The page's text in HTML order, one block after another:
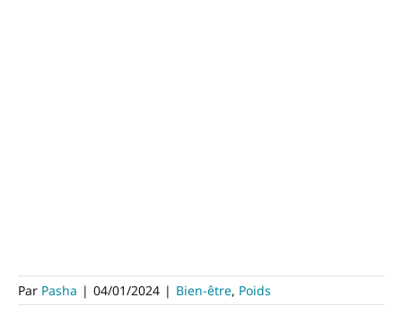
Par Pasha | 04/01/2024 | Bien-être, Poids